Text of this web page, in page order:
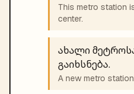
This metro station
center.
ახალი
გაიხსნება.
A new metro